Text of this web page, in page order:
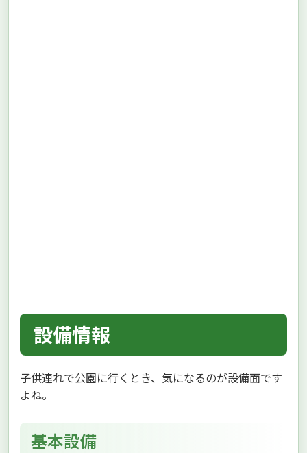
設備情報
子供連れで公園に行くとき、気になるのが設備面です
よね。
基本設備